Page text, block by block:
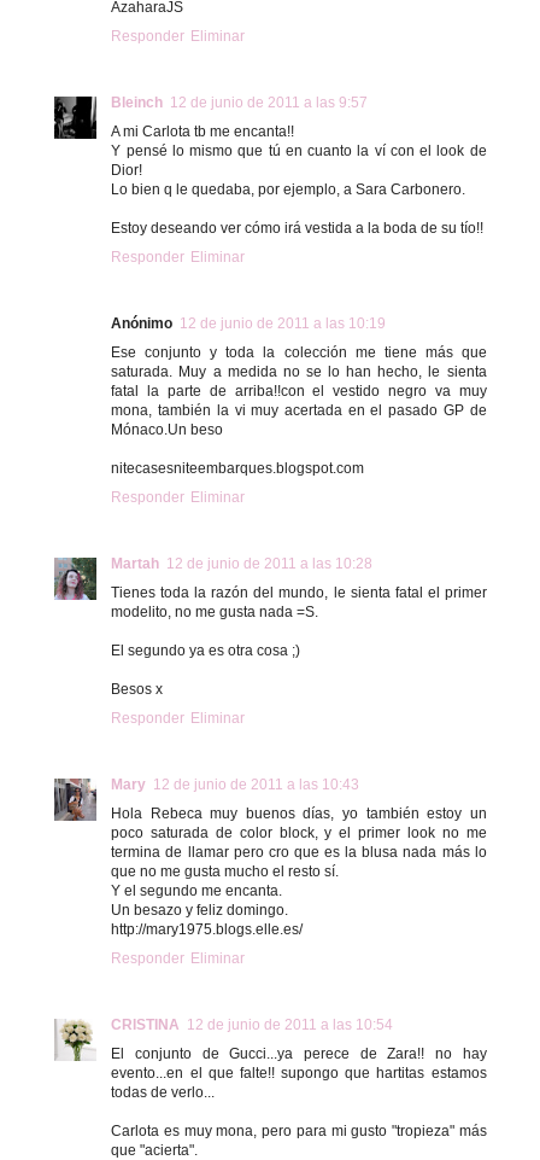
AzaharaJS
Responder Eliminar
Bleinch 12 de junio de 2011 a las 9:57
A mi Carlota tb me encanta!!
Y pensé lo mismo que tú en cuanto la ví con el look de
Dior!
Lo bien q le quedaba, por ejemplo, a Sara Carbonero.
Estoy deseando ver cómo irá vestida a la boda de su tío!!
Responder Eliminar
Anónimo 12 de junio de 2011 a las 10:19
Ese conjunto y toda la colección me tiene más que
saturada. Muy a medida no se lo han hecho, le sienta
fatal la parte de arriba!!con el vestido negro va muy
mona, también la vi muy acertada en el pasado GP de
Mónaco.Un beso
nitecasesniteembarques.blogspot.com
Responder Eliminar
Martah 12 de junio de 2011 a las 10:28
Tienes toda la razón del mundo, le sienta fatal el primer
modelito, no me gusta nada =S.
El segundo ya es otra cosa ;)
Besos x
Responder Eliminar
Mary 12 de junio de 2011 a las 10:43
Hola Rebeca muy buenos días, yo también estoy un
poco saturada de color block, y el primer look no me
termina de llamar pero cro que es la blusa nada más lo
que no me gusta mucho el resto sí.
Y el segundo me encanta.
Un besazo y feliz domingo.
http://mary1975.blogs.elle.es/
Responder Eliminar
CRISTINA 12 de junio de 2011 a las 10:54
El conjunto de Gucci...ya perece de Zara!! no hay
evento...en el que falte!! supongo que hartitas estamos
todas de verlo...
Carlota es muy mona, pero para mi gusto "tropieza" más
que "acierta".